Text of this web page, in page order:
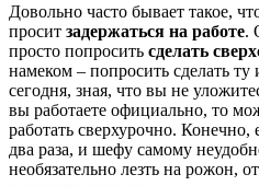
Довольно часто бывает такое,
просит задержаться на работе.
просто попросить сделать
намеком – попросить сделать
сегодня, зная, что вы не
вы работаете официально, то
работать сверхурочно.
два раза, и шефу самому
необязательно лезть на рожон,